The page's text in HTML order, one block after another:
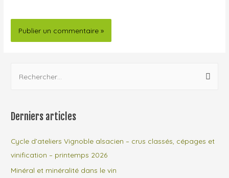
Derniers articles
Cycle d’ateliers Vignoble alsacien – crus classés, cépages et
vinification – printemps 2026
Minéral et minéralité dans le vin